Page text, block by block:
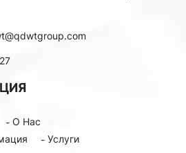
О Нас
Услуги